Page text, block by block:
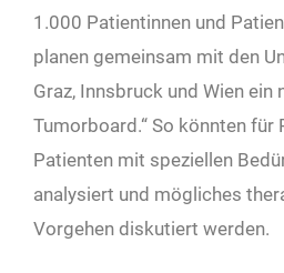
1.000 Patientinnen und
planen gemeinsam mit den
Graz, Innsbruck und Wien ein
Tumorboard.“ So könnten für
Patienten mit speziellen
analysiert und mögliches
Vorgehen diskutiert werden.